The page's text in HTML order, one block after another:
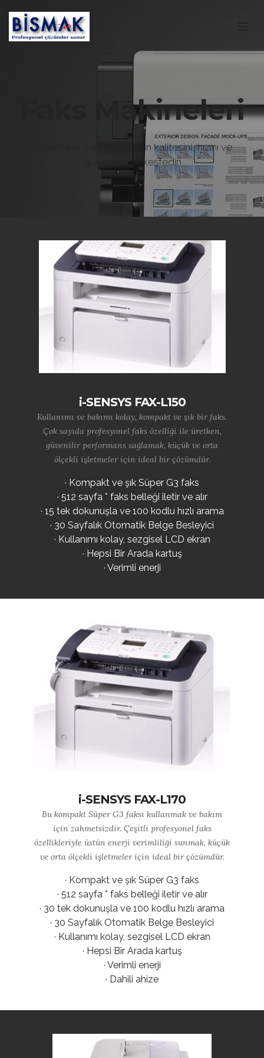
Faks Makineleri
Lazer faks makinelerimizin kalitesini, hızını ve
güvenilirliğini keşfedin
i-SENSYS FAX-L150
Kullanımı ve bakımı kolay, kompakt ve şık bir faks.
Çok sayıda profesyonel faks özelliği ile üretken,
güvenilir performans sağlamak, küçük ve orta
ölçekli işletmeler için ideal bir çözümdür.
· Kompakt ve şık Süper G3 faks
· 512 sayfa * faks belleği iletir ve alır
· 15 tek dokunuşla ve 100 kodlu hızlı arama
· 30 Sayfalık Otomatik Belge Besleyici
· Kullanımı kolay, sezgisel LCD ekran
· Hepsi Bir Arada kartuş
· Verimli enerji
i-SENSYS FAX-L170
Bu kompakt Süper G3 faksı kullanmak ve bakım
için zahmetsizdir. Çeşitli profesyonel faks
özellikleriyle üstün enerji verimliliği sunmak, küçük
ve orta ölçekli işletmeler için ideal bir çözümdür.
· Kompakt ve şık Süper G3 faks
· 512 sayfa * faks belleği iletir ve alır
· 30 tek dokunuşla ve 100 kodlu hızlı arama
· 30 Sayfalık Otomatik Belge Besleyici
· Kullanımı kolay, sezgisel LCD ekran
· Hepsi Bir Arada kartuş
· Verimli enerji
· Dahili ahize